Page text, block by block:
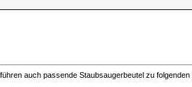
auch passende Staubsaugerbeutel zu folgenden